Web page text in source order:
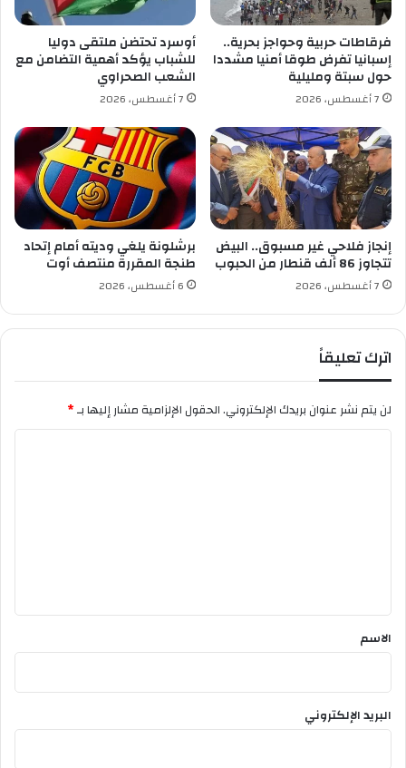
ه
م
ق
ا
ص
ر
أ
ج
ل
إ
ن
ت
ا
ب
م
د
ر
ب
و
ط
ي
فرقاطات حربية وحواجز بحرية..
إسبانيا تفرض طوقا أمنيا مشددا
حول سبتة ومليلية
7 أغسطس، 2026
أوسرد تحتضن ملتقى دوليا
للشباب يؤكد أهمية التضامن مع
الشعب الصحراوي
7 أغسطس، 2026
إنجاز فلاحي غير مسبوق.. البيض
تتجاوز 86 ألف قنطار من الحبوب
7 أغسطس، 2026
برشلونة يلغي وديته أمام إتحاد
طنجة المقررة منتصف أوت
6 أغسطس، 2026
اترك تعليقاً
لن يتم نشر عنوان بريدك الإلكتروني.الحقول الإلزامية مشار إليها بـ*
*
الاسم
البريد الإلكتروني